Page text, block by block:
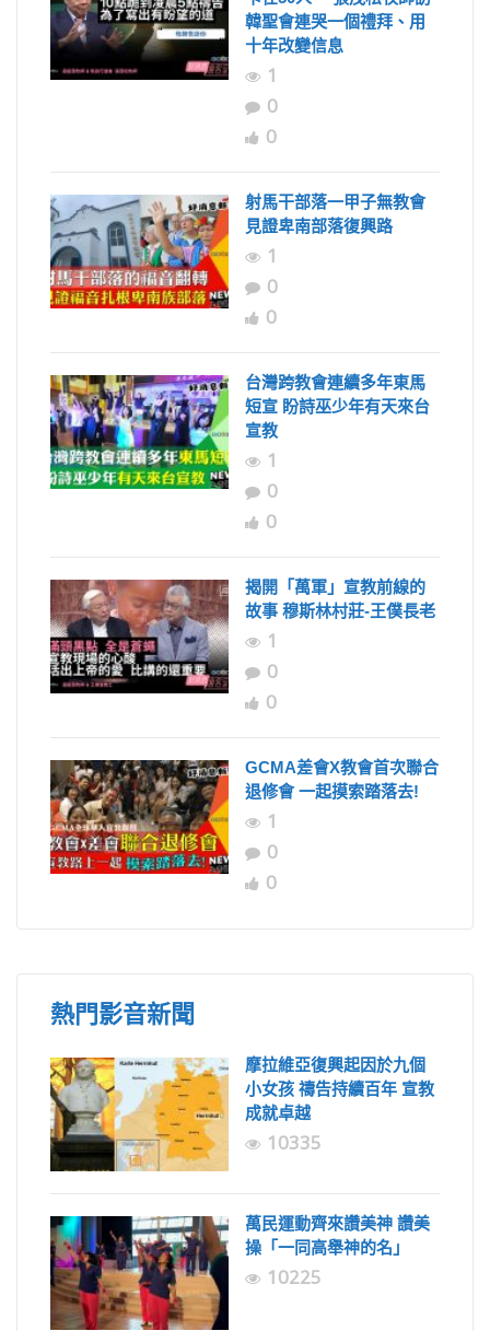
韓聖會連哭一個禮拜、用
十年改變信息
1
0
0
射馬干部落一甲子無教會
見證卑南部落復興路
1
0
0
台灣跨教會連續多年東馬
短宣 盼詩巫少年有天來台
宣教
1
0
0
揭開「萬軍」宣教前線的
故事 穆斯林村莊-王僕長老
1
0
0
GCMA差會X教會首次聯合
退修會 一起摸索踏落去!
1
0
0
熱門影音新聞
摩拉維亞復興起因於九個
小女孩 禱告持續百年 宣教
成就卓越
10335
萬民運動齊來讚美神 讚美
操「一同高舉神的名」
10225